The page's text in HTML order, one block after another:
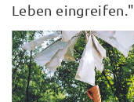
Leben eingreifen."